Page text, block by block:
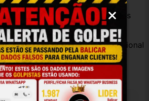
Peça exatamente igual à das
com instalação por profissional